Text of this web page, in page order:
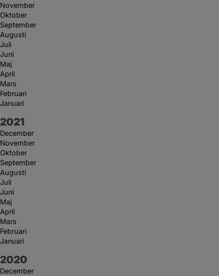
November
Oktober
September
Augusti
Juli
Juni
Maj
April
Mars
Februari
Januari
År:
2021
December
November
Oktober
September
Augusti
Juli
Juni
Maj
April
Mars
Februari
Januari
År:
2020
December